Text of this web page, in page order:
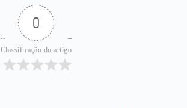
0
Classificação do artigo